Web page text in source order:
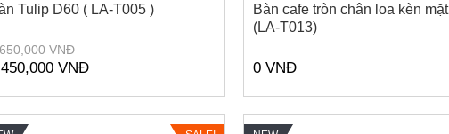
Tulip D60 ( LA-T005 )
VNĐ
VNĐ
Bàn cafe tròn chân loa kèn
(LA-T013)
0 VNĐ